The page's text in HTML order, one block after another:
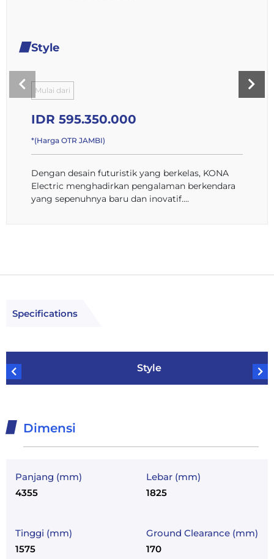
Style
Mulai dari
IDR 595.350.000
*(Harga OTR JAMBI)
Dengan desain futuristik yang berkelas, KONA
Electric menghadirkan pengalaman berkendara
yang sepenuhnya baru dan inovatif....
Specifications
Style
Dimensi
Panjang (mm)
4355
Lebar (mm)
1825
Tinggi (mm)
1575
Ground Clearance (mm)
170